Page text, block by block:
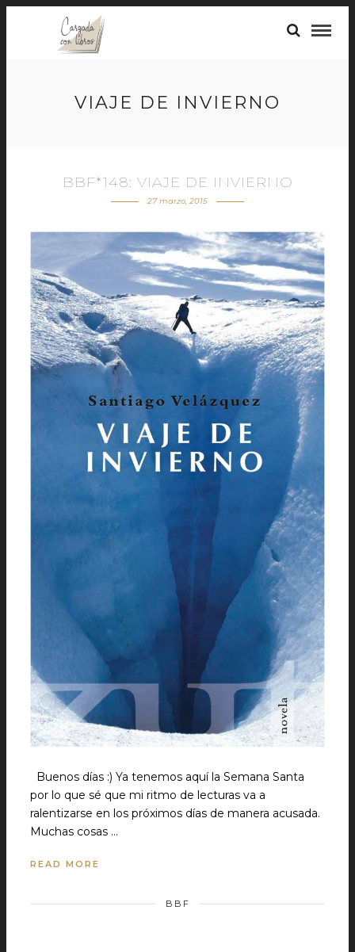
VIAJE DE INVIERNO
BBF*148: VIAJE DE INVIERNO
27 marzo, 2015
Buenos días :) Ya tenemos aquí la Semana Santa
por lo que sé que mi ritmo de lecturas va a
ralentizarse en los próximos días de manera acusada.
Muchas cosas …
READ MORE
BBF